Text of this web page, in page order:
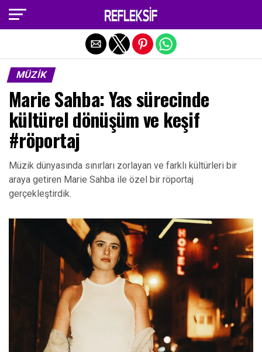
MÜZIK
Marie Sahba: Yas sürecinde
kültürel dönüşüm ve keşif
#röportaj
Müzik dünyasında sınırları zorlayan ve farklı kültürleri bir
araya getiren Marie Sahba ile özel bir röportaj
gerçekleştirdik.
Exit mobile version